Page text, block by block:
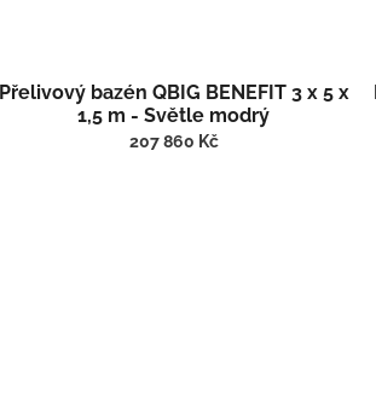
Přelivový bazén QBIG BENEFIT 3 x 5 x
1,5 m - Světle modrý
207 860 Kč